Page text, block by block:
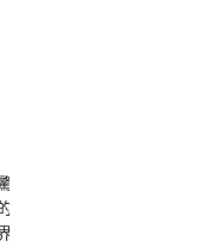
喜的愛的真諦！｜影評．心
警世寓言｜影評．心得
中的全球化課題｜影評．心